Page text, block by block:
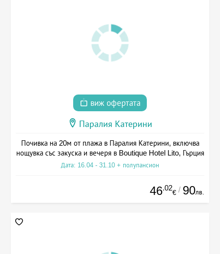
виж офертата
Паралия Катерини
Почивка на 20м от плажа в Паралия Катерини, включва
нощувка със закуска и вечеря в Boutique Hotel Lito, Гърция
Дата: 16.04 - 31.10 + полупансион
46.02
€ / 90лв.